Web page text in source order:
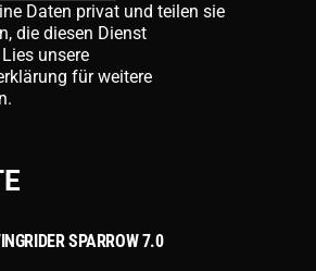
Daten privat und teilen sie
die diesen Dienst
unsere
für weitere
SPARROW 7.0